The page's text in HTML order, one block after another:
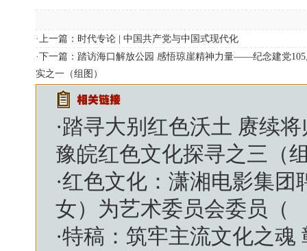
·上一篇： 时代专论 | 中国共产党与中国式现代化
·下一篇： 踏访海口解放公园 感悟琼崖精神力量——纪念建党
实之一（组图）
·踏寻大别红色沃土 赓续
豫皖红色文化探寻之三（
·红色文化：潇湘电影集团
女）为艺术委员会委员（
·特稿：筑牢主流文化之